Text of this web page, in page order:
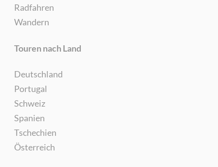
Radfahren
Wandern
Touren nach Land
Deutschland
Portugal
Schweiz
Spanien
Tschechien
Österreich